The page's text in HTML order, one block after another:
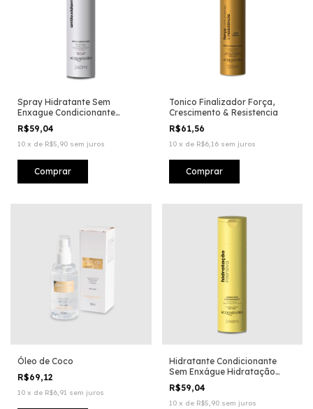
Spray Hidratante Sem
Enxague Condicionante
Antioxidante
R$59,04
10 x de R$5,90 sem juros
Tonico Finalizador Força,
Crescimento & Resistencia
R$61,56
10 x de R$6,16 sem juros
Óleo de Coco
R$69,12
10 x de R$6,91 sem juros
Hidratante Condicionante
Sem Enxágue Hidratação
Intensiva
R$59,04
10 x de R$5,90 sem juros